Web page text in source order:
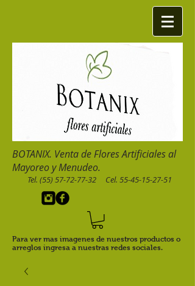
BOTANIX. Venta de Flores Artificiales al
Mayoreo y Menudeo.
Tel. (55) 57-72-77-32 Cel. 55-45-15-27-51
Para ver mas imagenes de nuestros productos o
arreglos ingresa a nuestras redes sociales.